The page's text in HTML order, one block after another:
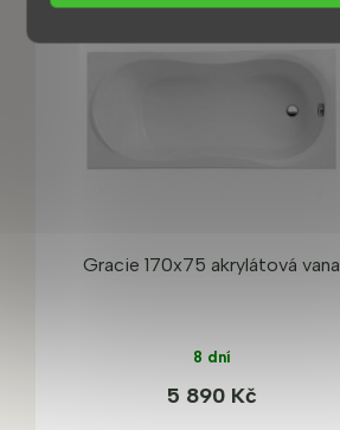
Gracie 170x75 akrylátová vana
8 dní
5 890 Kč